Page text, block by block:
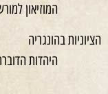
המוזיאון
היהדות הדוברת